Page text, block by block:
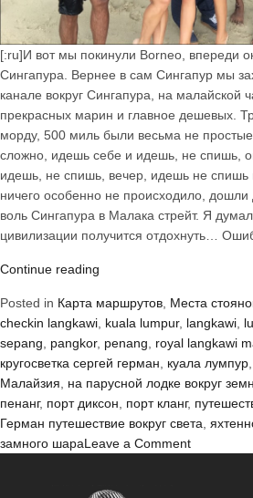
[:ru]И вот мы покинули Borneo, впереди
Сингапура. Вернее в сам Сингапур мы
канале вокруг Сингапура, на малайской
прекрасных марин и главное дешевых.
морду, 500 миль были весьма не
сложно, идешь себе и идешь, не спишь,
идешь, не спишь, вечер, идешь не
ничего особенно не происходило,
воль Сингапура в Малака стрейт. Я
цивилизации получится отдохнуть…
Continue reading
Сингапура
в
Тайланд.»
Posted in Карта маршрутов, Места
checkin langkawi, kuala lumpur, langkawi,
sepang, pangkor, penang, royal langkawi
кругосветка сергей герман, куала лумпур,
Малайзия, на парусной лодке вокруг
пенанг, порт диксон, порт кланг,
Герман путешествие вокруг света,
замного шараLeave a Commenton